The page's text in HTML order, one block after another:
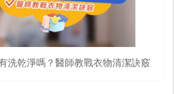
洗乾淨嗎？醫師教戰衣物清潔訣竅